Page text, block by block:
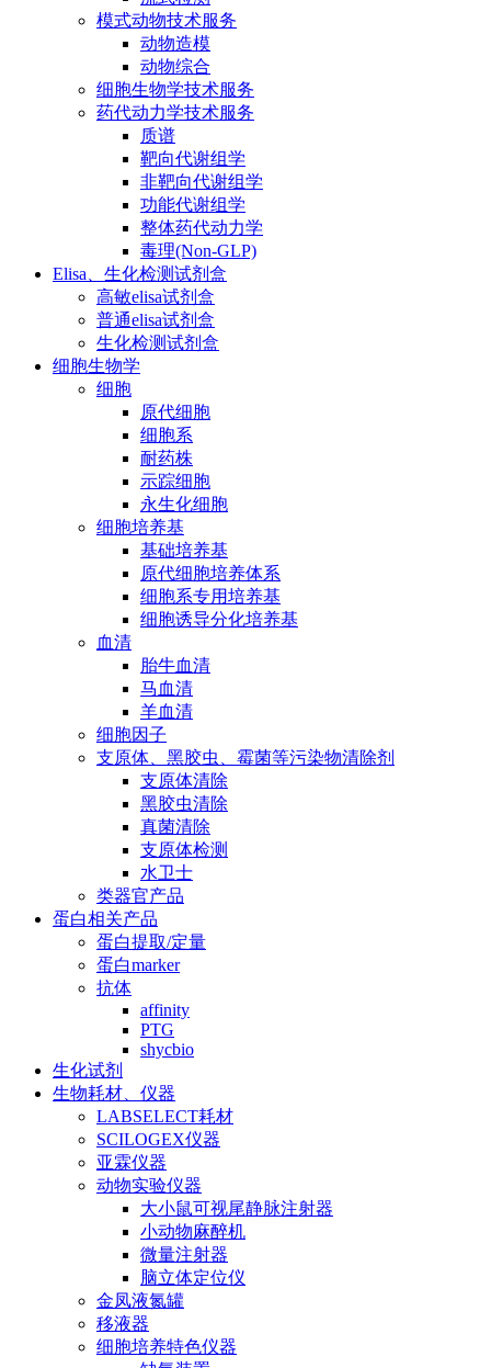
模式动物技术服务
动物造模
动物综合
细胞生物学技术服务
药代动力学技术服务
质谱
靶向代谢组学
非靶向代谢组学
功能代谢组学
整体药代动力学
毒理(Non-GLP)
Elisa、生化检测试剂盒
高敏elisa试剂盒
普通elisa试剂盒
生化检测试剂盒
细胞生物学
细胞
原代细胞
细胞系
耐药株
示踪细胞
永生化细胞
细胞培养基
基础培养基
原代细胞培养体系
细胞系专用培养基
细胞诱导分化培养基
血清
胎牛血清
马血清
羊血清
细胞因子
支原体、黑胶虫、霉菌等污染物清除剂
支原体清除
黑胶虫清除
真菌清除
支原体检测
水卫士
类器官产品
蛋白相关产品
蛋白提取/定量
蛋白marker
抗体
affinity
PTG
shycbio
生化试剂
生物耗材、仪器
LABSELECT耗材
SCILOGEX仪器
亚霖仪器
动物实验仪器
大小鼠可视尾静脉注射器
小动物麻醉机
微量注射器
脑立体定位仪
金凤液氮罐
移液器
细胞培养特色仪器